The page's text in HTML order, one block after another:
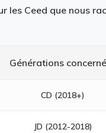
les Ceed que nous
Générations
CD (2018+)
JD (2012-2018)